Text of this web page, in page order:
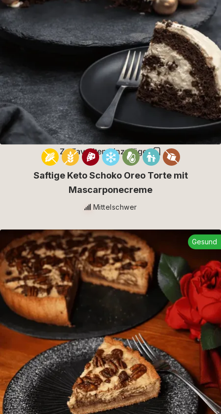
Zu Favoriten hinzufügen
Saftige Keto Schoko Oreo Torte mit
Mascarponecreme
Mittelschwer
Gesund